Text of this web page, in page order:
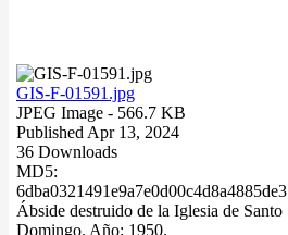
GIS-F-01591.jpg
JPEG Image - 566.7 KB
Published Apr 13, 2024
36 Downloads
MD5:
6dba0321491e9a7e0d00c4d8a4885de3
Ábside destruido de la Iglesia de Santo
Domingo. Año: 1950.